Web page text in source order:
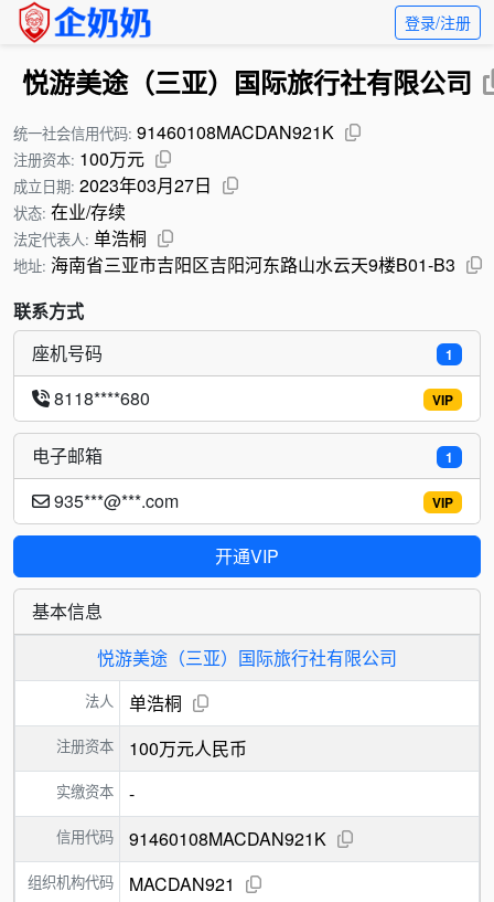
登录/注册
悦游美途（三亚）国际旅行社有限公司
统一社会信用代码: 91460108MACDAN921K
注册资本: 100万元
成立日期: 2023年03月27日
状态: 在业/存续
法定代表人: 单浩桐
地址: 海南省三亚市吉阳区吉阳河东路山水云天9楼B01-B3
联系方式
1
座机号码
VIP
8118****680
1
电子邮箱
VIP
935***@***.com
开通VIP
基本信息
悦游美途（三亚）国际旅行社有限公司
法人 单浩桐
注册资本 100万元人民币
实缴资本 -
信用代码 91460108MACDAN921K
组织机构代码 MACDAN921